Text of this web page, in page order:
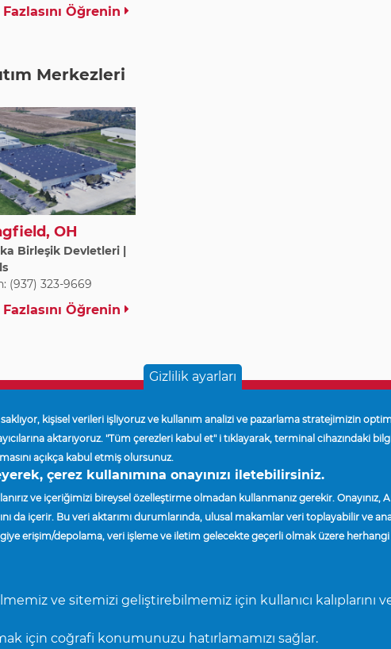
Fazlasını Öğrenin
Merkezleri
OH
Birleşik Devletleri |
(937) 323-9669
Öğrenin
BUL HABERLER
Gizlilik ayarları
kişisel verileri işliyoruz ve kullanım analizi ve pazarlama stratejimizin
aktarıyoruz. "Tüm çerezleri kabul et" i tıklayarak, terminal cihazındaki
açıkça kabul etmiş olursunuz.
çerez kullanımına onayınızı iletebilirsiniz.
ve içeriğimizi bireysel özelleştirme olmadan kullanmanız gerekir. Onayınız,
da içerir. Bu veri aktarımı durumlarında, ulusal makamlar veri toplayabilir ve
erişim/depolama, veri işleme ve iletim gelecekte geçerli olmak üzere
ve sitemizi geliştirebilmemiz için kullanıcı kalıplarını
için coğrafi konumunuzu hatırlamamızı sağlar.